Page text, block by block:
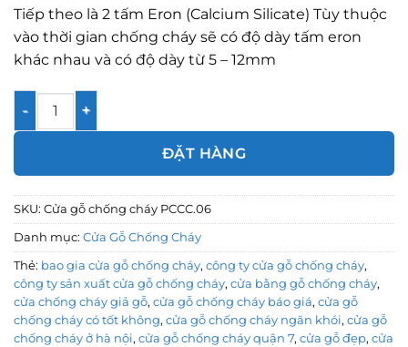
Tiếp theo là 2 tấm Eron (Calcium Silicate) Tùy thuộc
vào thời gian chống cháy sẽ có độ dày tấm eron
khác nhau và có độ dày từ 5 – 12mm
Cửa gỗ chống cháy PCCC.06 số lượng
ĐẶT HÀNG
SKU: Cửa gỗ chống cháy PCCC.06
Danh mục: Cửa Gỗ Chống Cháy
Thẻ: bao gia cửa gỗ chống cháy, công ty cửa gỗ chống cháy,
công ty sản xuất cửa gỗ chống cháy, cửa bằng gỗ chống cháy,
cửa chống cháy giả gỗ, cửa gỗ chống cháy báo giá, cửa gỗ
chống cháy có tốt không, cửa gỗ chống cháy ngăn khói, cửa gỗ
chống cháy ở hà nội, cửa gỗ chống cháy quận 7, cửa gỗ đẹp, cửa